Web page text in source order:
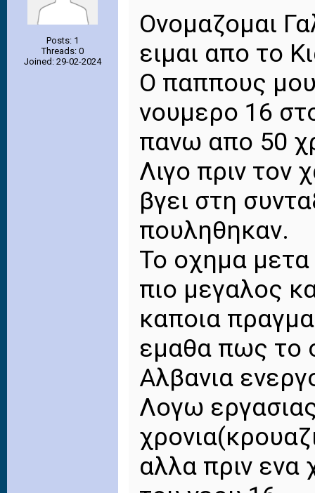
Posts: 1
Threads: 0
Joined: 29-02-2024
Ονομαζομαι
ειμαι απο το
Ο παππους
νουμερο 16
πανω απο 50
Λιγο πριν τον
βγει στη
πουληθηκαν.
Το οχημα
πιο μεγαλος
καποια
εμαθα πως το
Αλβανια
Λογω
αλλα πριν ενα